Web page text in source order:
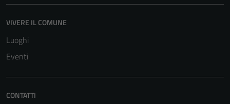
VIVERE IL COMUNE
Luoghi
Eventi
CONTATTI